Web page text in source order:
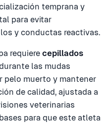
temprana y
para evitar
y conductas reactivas.
requiere cepillados
las mudas
pelo muerto y mantener
de calidad, ajustada a
veterinarias
para que este atleta